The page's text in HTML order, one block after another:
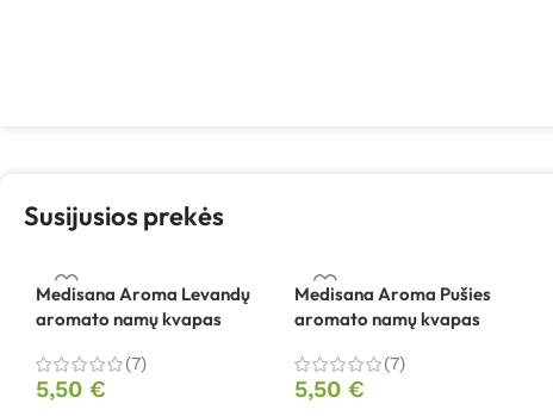
Susijusios prekės
Medisana Aroma Levandų
aromato namų kvapas
(7)
5,50 €
Medisana Aroma Pušies
aromato namų kvapas
(7)
5,50€